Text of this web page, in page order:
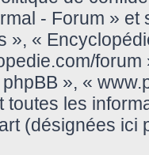
- Forum » et
», «
forum
», «
toutes les
(désignées ici